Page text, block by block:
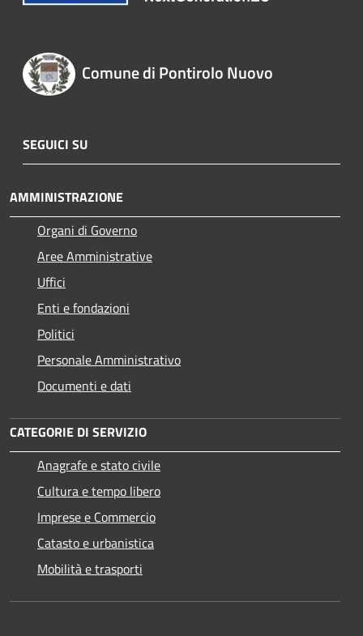
Comune di Pontirolo Nuovo
SEGUICI SU
AMMINISTRAZIONE
Organi di Governo
Aree Amministrative
Uffici
Enti e fondazioni
Politici
Personale Amministrativo
Documenti e dati
CATEGORIE DI SERVIZIO
Anagrafe e stato civile
Cultura e tempo libero
Imprese e Commercio
Catasto e urbanistica
Mobilità e trasporti